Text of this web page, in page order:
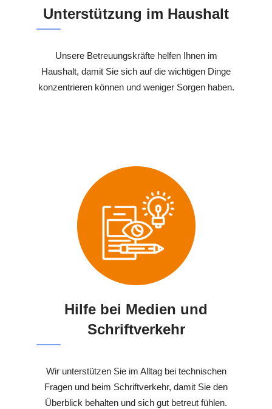
Unterstützung im Haushalt
Unsere Betreuungskräfte helfen Ihnen im
Haushalt, damit Sie sich auf die wichtigen Dinge
konzentrieren können und weniger Sorgen haben.
Hilfe bei Medien und
Schriftverkehr
Wir unterstützen Sie im Alltag bei technischen
Fragen und beim Schriftverkehr, damit Sie den
Überblick behalten und sich gut betreut fühlen.